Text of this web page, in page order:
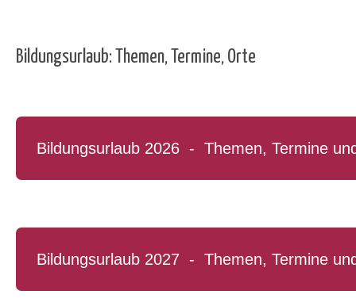
Bildungsurlaub: Themen, Termine, Orte